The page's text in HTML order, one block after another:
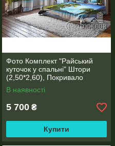
Фото Комплект "Райський
куточок у спальні" Штори
(2,50*2,60), Покривало
(2,1*1,70). Читаємо опис!
В наявності
5 700 ₴
Купити